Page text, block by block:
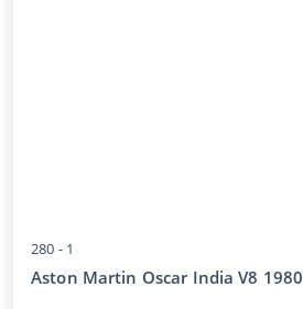
280 - 1
Aston Martin Oscar India V8 1980